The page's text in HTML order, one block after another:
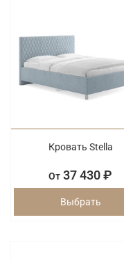
Кровать Stella
От 37 430 ₽
Выбрать